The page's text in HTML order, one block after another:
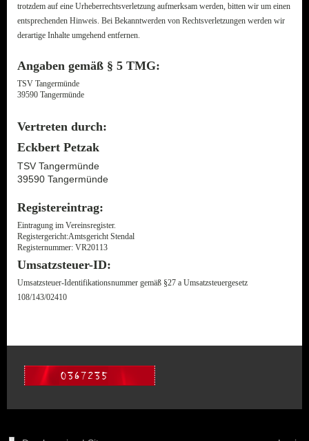
trotzdem auf eine Urheberrechtsverletzung aufmerksam werden, bitten wir um einen
entsprechenden Hinweis. Bei Bekanntwerden von Rechtsverletzungen werden wir
derartige Inhalte umgehend entfernen.
Angaben gemäß § 5 TMG:
TSV Tangermünde
39590 Tangermünde
Vertreten durch:
Eckbert Petzak
TSV Tangermünde
39590 Tangermünde
Registereintrag:
Eintragung im Vereinsregister.
Registergericht:Amtsgericht Stendal
Registernummer: VR20113
Umsatzsteuer-ID:
Umsatzsteuer-Identifikationsnummer gemäß §27 a Umsatzsteuergesetz
108/143/02410